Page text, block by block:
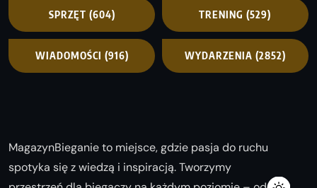
SPRZĘT (604) TRENING (529)
WIADOMOŚCI (916) WYDARZENIA (2852)
MagazynBieganie to miejsce, gdzie pasja do ruchu
spotyka się z wiedzą i inspiracją. Tworzymy